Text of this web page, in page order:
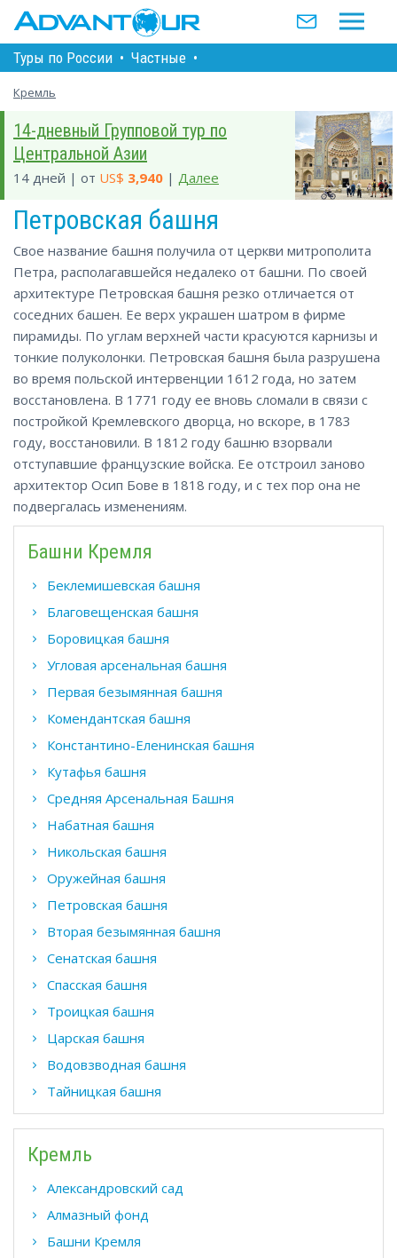
Туры по Росcии • Частные •
Кремль
14-дневный Групповой тур по
Центральной Азии
14 дней | от US$ 3,940 | Далее
Петровская башня
Свое название башня получила от церкви митрополита
Петра, располагавшейся недалеко от башни. По своей
архитектуре Петровская башня резко отличается от
соседних башен. Ее верх украшен шатром в фирме
пирамиды. По углам верхней части красуются карнизы и
тонкие полуколонки. Петровская башня была разрушена
во время польской интервенции 1612 года, но затем
восстановлена. В 1771 году ее вновь сломали в связи с
постройкой Кремлевского дворца, но вскоре, в 1783
году, восстановили. В 1812 году башню взорвали
отступавшие французские войска. Ее отстроил заново
архитектор Осип Бове в 1818 году, и с тех пор она не
подвергалась изменениям.
Башни Кремля
Беклемишевская башня
Благовещенская башня
Боровицкая башня
Угловая арсенальная башня
Первая безымянная башня
Комендантская башня
Константино-Еленинская башня
Кутафья башня
Средняя Aрсенальная Башня
Набатная башня
Никольская башня
Оружейная башня
Петровская башня
Вторая безымянная башня
Сенатская башня
Спасская башня
Троицкая башня
Царская башня
Водовзводная башня
Тайницкая башня
Кремль
Александровский сад
Алмазный фонд
Башни Кремля